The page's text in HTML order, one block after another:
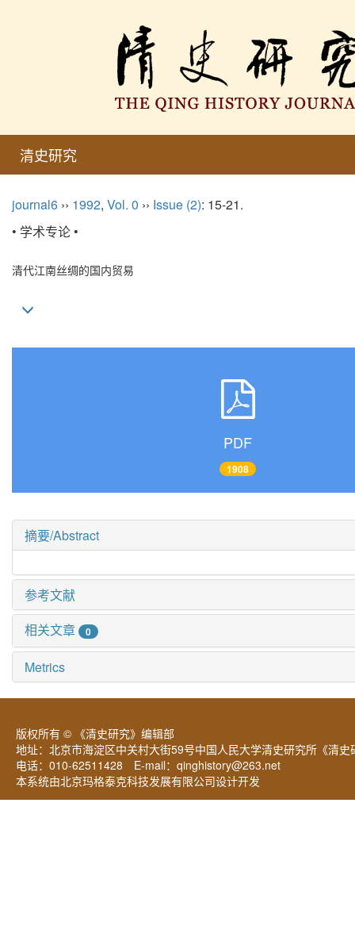
清史研究
journal6 ›› 1992, Vol. 0 ›› Issue (2): 15-21.
• 学术专论 •
清代江南丝绸的国内贸易
PDF
1908
摘要/Abstract
参考文献
相关文章
0
Metrics
版权所有 © 《清史研究》编辑部
地址：北京市海淀区中关村大街59号中国人民大学清史研究所《
电话：010-62511428 E-mail： qinghistory@263.net
本系统由北京玛格泰克科技发展有限公司设计开发